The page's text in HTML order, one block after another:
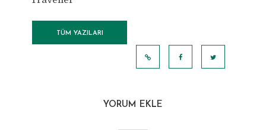
TÜM YAZILARI
YORUM EKLE